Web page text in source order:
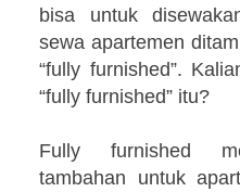
bisa untuk
sewa apartemen
“fully furnished”.
“fully furnished” itu?
Fully furnished
tambahan untuk